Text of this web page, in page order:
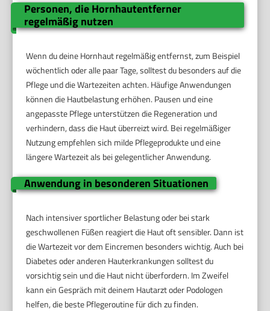
Personen, die Hornhautentferner
regelmäßig nutzen
Wenn du deine Hornhaut regelmäßig entfernst, zum Beispiel
wöchentlich oder alle paar Tage, solltest du besonders auf die
Pflege und die Wartezeiten achten. Häufige Anwendungen
können die Hautbelastung erhöhen. Pausen und eine
angepasste Pflege unterstützen die Regeneration und
verhindern, dass die Haut überreizt wird. Bei regelmäßiger
Nutzung empfehlen sich milde Pflegeprodukte und eine
längere Wartezeit als bei gelegentlicher Anwendung.
Anwendung in besonderen Situationen
Nach intensiver sportlicher Belastung oder bei stark
geschwollenen Füßen reagiert die Haut oft sensibler. Dann ist
die Wartezeit vor dem Eincremen besonders wichtig. Auch bei
Diabetes oder anderen Hauterkrankungen solltest du
vorsichtig sein und die Haut nicht überfordern. Im Zweifel
kann ein Gespräch mit deinem Hautarzt oder Podologen
helfen, die beste Pflegeroutine für dich zu finden.